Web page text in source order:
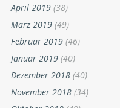
April 2019 (38)
März 2019 (49)
Februar 2019 (46)
Januar 2019 (40)
Dezember 2018 (40)
November 2018 (34)